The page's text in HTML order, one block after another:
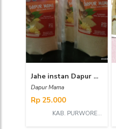
Jahe instan Dapur Mama
Dapur Mama
Rp 25.000
KAB. PURWOREJO